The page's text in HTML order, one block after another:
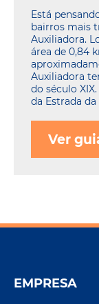
Está
bairros mais
Auxiliadora.
área de 0,84
Auxiliadora
do século
da Estrada da
Ver
EMPRESA